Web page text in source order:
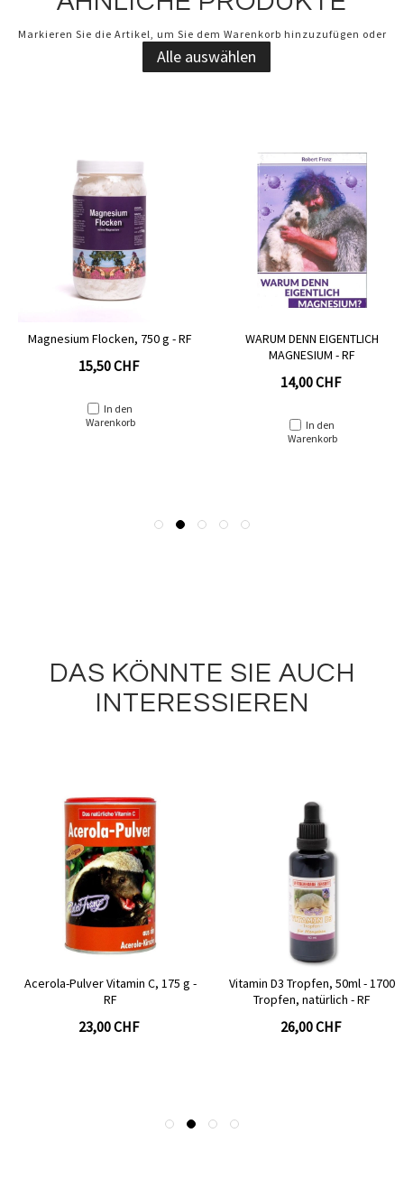
Markieren Sie die Artikel, um Sie dem Warenkorb hinzuzufügen oder
Alle auswählen
Magnesium Flocken, 750 g - RF
15,50 CHF
In den
Warenkorb
WARUM DENN EIGENTLICH
MAGNESIUM - RF
14,00 CHF
In den
Warenkorb
DAS KÖNNTE SIE AUCH
INTERESSIEREN
Acerola-Pulver Vitamin C, 175 g -
RF
23,00 CHF
Vitamin D3 Tropfen, 50ml - 1700
Tropfen, natürlich - RF
26,00 CHF